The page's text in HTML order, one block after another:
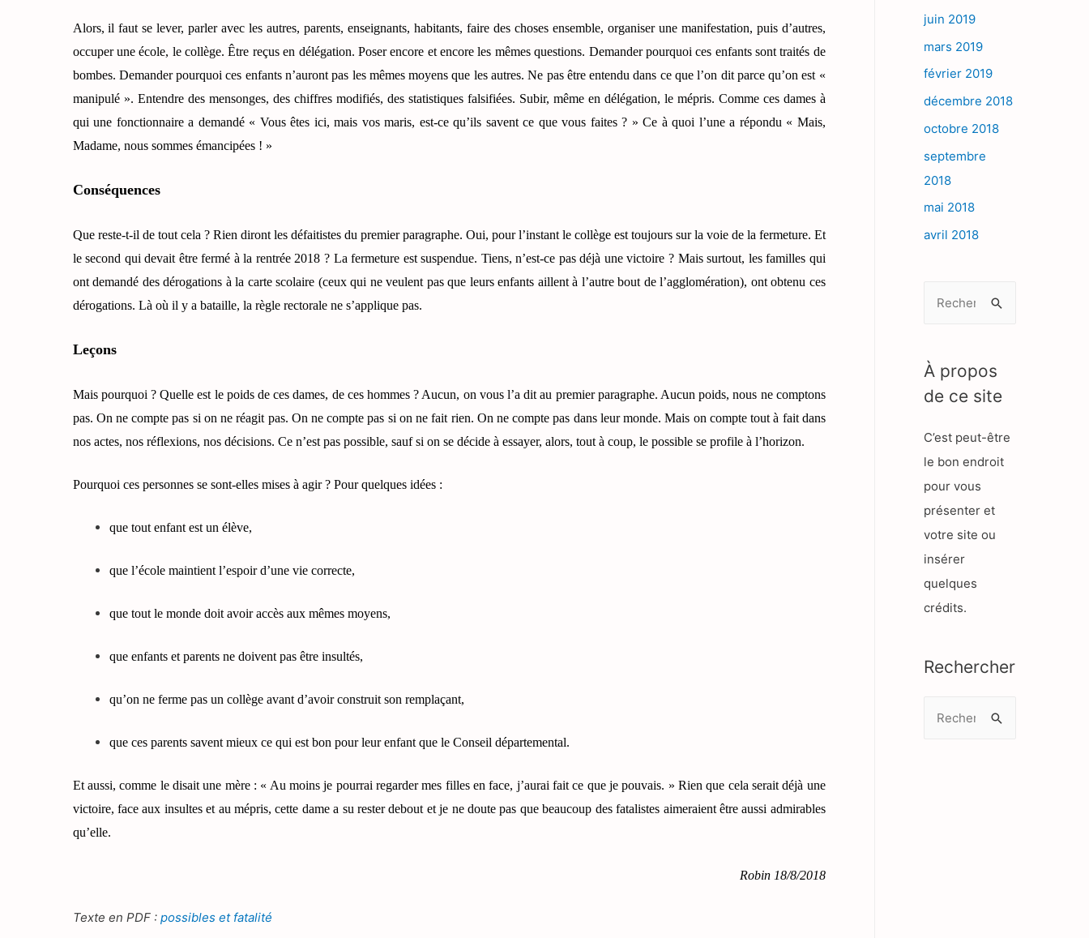
Alors, il faut se lever, parler avec les autres, parents, enseignants, habitants, faire des choses ensemble, organiser une manifestation, puis d’autres,
occuper une école, le collège. Être reçus en délégation. Poser encore et encore les mêmes questions. Demander pourquoi ces enfants sont traités de
bombes. Demander pourquoi ces enfants n’auront pas les mêmes moyens que les autres. Ne pas être entendu dans ce que l’on dit parce qu’on est «
manipulé ». Entendre des mensonges, des chiffres modifiés, des statistiques falsifiées. Subir, même en délégation, le mépris. Comme ces dames à
qui une fonctionnaire a demandé « Vous êtes ici, mais vos maris, est-ce qu’ils savent ce que vous faites ? » Ce à quoi l’une a répondu « Mais,
Madame, nous sommes émancipées ! »
Conséquences
Que reste-t-il de tout cela ? Rien diront les défaitistes du premier paragraphe. Oui, pour l’instant le collège est toujours sur la voie de la fermeture. Et
le second qui devait être fermé à la rentrée 2018 ? La fermeture est suspendue. Tiens, n’est-ce pas déjà une victoire ? Mais surtout, les familles qui
ont demandé des dérogations à la carte scolaire (ceux qui ne veulent pas que leurs enfants aillent à l’autre bout de l’agglomération), ont obtenu ces
dérogations. Là où il y a bataille, la règle rectorale ne s’applique pas.
Leçons
Mais pourquoi ? Quelle est le poids de ces dames, de ces hommes ? Aucun, on vous l’a dit au premier paragraphe. Aucun poids, nous ne comptons
pas. On ne compte pas si on ne réagit pas. On ne compte pas si on ne fait rien. On ne compte pas dans leur monde. Mais on compte tout à fait dans
nos actes, nos réflexions, nos décisions. Ce n’est pas possible, sauf si on se décide à essayer, alors, tout à coup, le possible se profile à l’horizon.
Pourquoi ces personnes se sont-elles mises à agir ? Pour quelques idées :
que tout enfant est un élève,
que l’école maintient l’espoir d’une vie correcte,
que tout le monde doit avoir accès aux mêmes moyens,
que enfants et parents ne doivent pas être insultés,
qu’on ne ferme pas un collège avant d’avoir construit son remplaçant,
que ces parents savent mieux ce qui est bon pour leur enfant que le Conseil départemental.
Et aussi, comme le disait une mère : « Au moins je pourrai regarder mes filles en face, j’aurai fait ce que je pouvais. » Rien que cela serait déjà une
victoire, face aux insultes et au mépris, cette dame a su rester debout et je ne doute pas que beaucoup des fatalistes aimeraient être aussi admirables
qu’elle.
Robin 18/8/2018
Texte en PDF : possibles et fatalité
juin 2019
mars 2019
février 2019
décembre 2018
octobre 2018
septembre
2018
mai 2018
avril 2018
h
e
c
h
e
r
:
À propos
de ce site
C’est peut-être
le bon endroit
pour vous
présenter et
votre site ou
insérer
quelques
crédits.
Rechercher